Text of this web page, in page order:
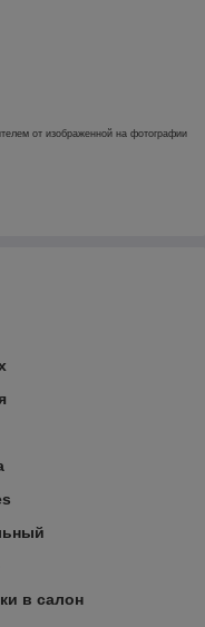
от изображенной на фотографии
в салон